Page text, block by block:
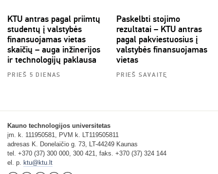
KTU antras pagal priimtų
studentų į valstybės
finansuojamas vietas
skaičių – auga inžinerijos
ir technologijų paklausa
PRIEŠ 5 DIENAS
Paskelbti stojimo
rezultatai – KTU antras
pagal pakviestuosius į
valstybės finansuojamas
vietas
PRIEŠ SAVAITĘ
Kauno technologijos universitetas
įm. k. 111950581, PVM k. LT119505811
adresas K. Donelaičio g. 73, LT-44249 Kaunas
tel. +370 (37) 300 000, 300 421, faks. +370 (37) 324 144
el. p. ktu@ktu.lt